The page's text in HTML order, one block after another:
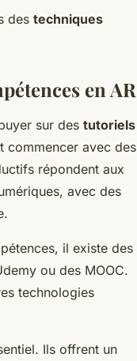
des techniques
en AR
sur des tutoriels
commencer avec des
répondent aux
avec des
il existe des
ou des MOOC.
technologies
Ils offrent un